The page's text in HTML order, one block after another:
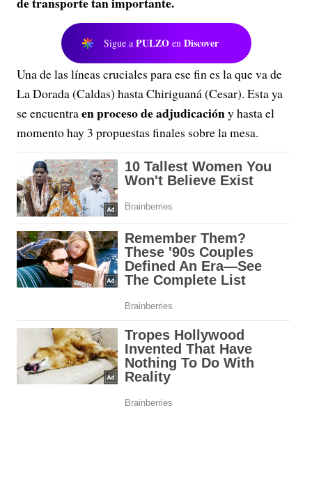
Sigue a PULZO en Discover
Una de las líneas cruciales para ese fin es la que va de
La Dorada (Caldas) hasta Chiriguaná (Cesar). Esta ya
se encuentraen proceso de adjudicacióny hasta el
momento hay 3 propuestas finales sobre la mesa.